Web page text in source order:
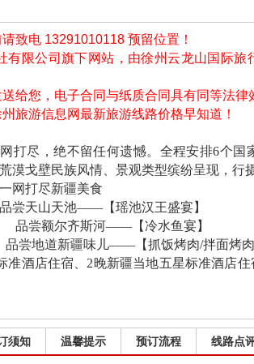
致电 13291010118 预留位置！
限公司旗下网站，由徐州云龙山国际旅
给您，电子合同与纸质合同具有同等法律
旅游信息网最新旅游线路价格早知道！
打尽，绝不留任何遗憾。全程安排6个
漠戈壁民族风情、景观类型缤纷呈现，行
网打尽新疆美食
山天池——【瑶池汉王盛宴】
尝额尔齐斯河——【冷水鱼宴】
地道新疆味儿——【抓饭烤肉/拌面烤肉
准酒店住宿、2晚新疆当地五星标准酒店
须知 温馨提示 预订流程 线路点